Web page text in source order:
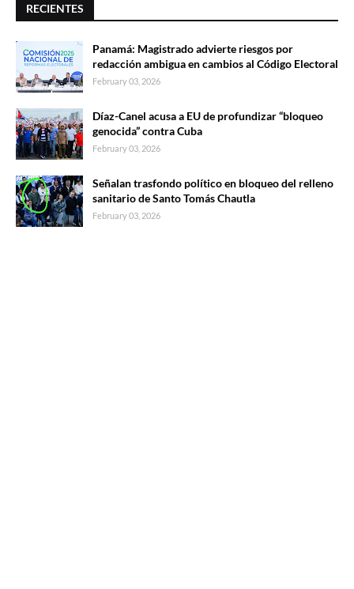
RECIENTES
Panamá: Magistrado advierte riesgos por
redacción ambigua en cambios al Código Electoral
February 03, 2026
Díaz-Canel acusa a EU de profundizar “bloqueo
genocida” contra Cuba
February 03, 2026
Señalan trasfondo político en bloqueo del relleno
sanitario de Santo Tomás Chautla
February 03, 2026